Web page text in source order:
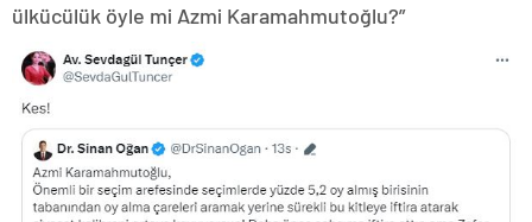
ülkücülük öyle mi Azmi Karamahmutoğlu?”